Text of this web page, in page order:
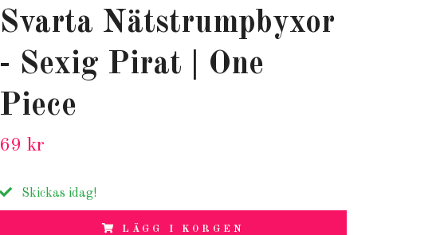
Svarta Nätstrumpbyxor
- Sexig Pirat | One
Piece
69 kr
Skickas idag!
LÄGG I KORGEN